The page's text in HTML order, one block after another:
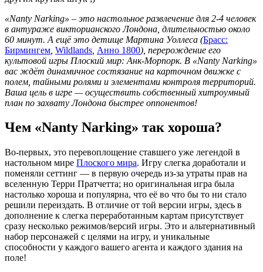
«Nanty Narking» – это настольное развлечение для 2-4 человек
в антураже викторианского Лондона, длительностью около
60 минут. А ещё это детище Мартина Уоллеса (Брасс:
Бирмингем Wildlands Анно 1800), перерождение его
культовой игры Плоский мир: Анк-Морпорк. В «Nanty Narking»
вас ждёт динамичное состязание на карточном движке с
полем, тайными ролями и элементами контроля территорий.
Ваша цель в игре — осуществить собственный хитроумный
план по захвату Лондона быстрее оппонентов!
Чем «Nanty Narking» так хороша?
Во-первых, это перевоплощение ставшего уже легендой в
настольном мире Плоского мира. Игру слегка доработали и
поменяли сеттинг — в первую очередь из-за утраты прав на
вселенную Терри Пратчетта; но оригинальная игра была
настолько хороша и популярна, что её во что бы то ни стало
решили переиздать. В отличие от той версии игры, здесь в
дополнение к слегка переработанным картам присутствует
сразу несколько режимов/версий игры. Это и альтернативный
набор персонажей с целями на игру, и уникальные
способности у каждого вашего агента и каждого здания на
поле!